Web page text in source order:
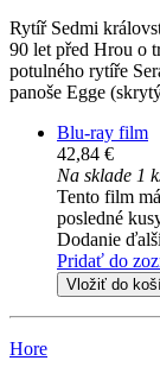
Rytíř Sedmi
90 let před Hrou o
potulného rytíře
panoše Egge
Blu-ray film
42,84 €
Na sklade 1
Tento film
posledné
Dodanie
Pridať do
Vložiť do
Hore